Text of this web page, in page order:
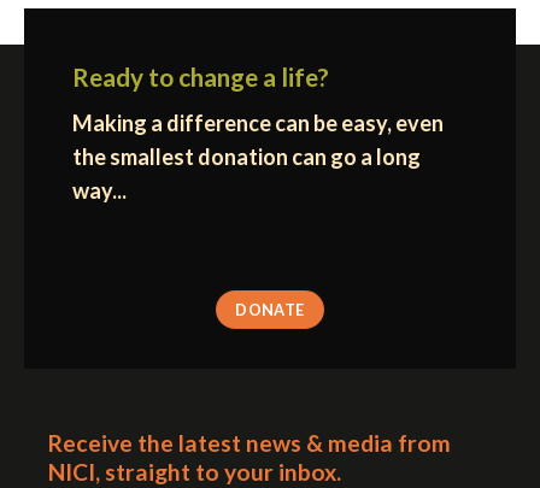
Ready to change a life?
Making a difference can be easy, even
the smallest donation can go a long
way...
DONATE
Receive the latest news & media from
NICI, straight to your inbox.